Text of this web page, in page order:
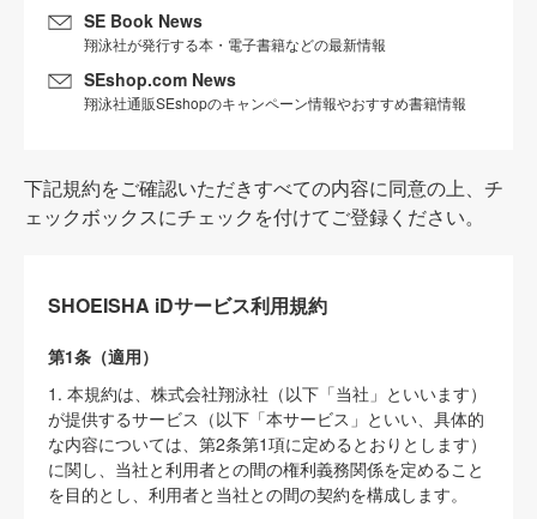
SE Book News
翔泳社が発行する本・電子書籍などの最新情報
SEshop.com News
翔泳社通販SEshopのキャンペーン情報やおすすめ書籍情報
下記規約をご確認いただきすべての内容に同意の上、チ
ェックボックスにチェックを付けてご登録ください。
SHOEISHA iDサービス利用規約
第1条（適用）
1. 本規約は、株式会社翔泳社（以下「当社」といいます）
が提供するサービス（以下「本サービス」といい、具体的
な内容については、第2条第1項に定めるとおりとします）
に関し、当社と利用者との間の権利義務関係を定めること
を目的とし、利用者と当社との間の契約を構成します。